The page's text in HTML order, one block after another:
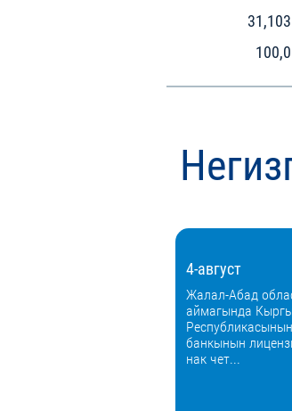
4-август
Жалал-Абад
аймагында
банкынын
нак чет...